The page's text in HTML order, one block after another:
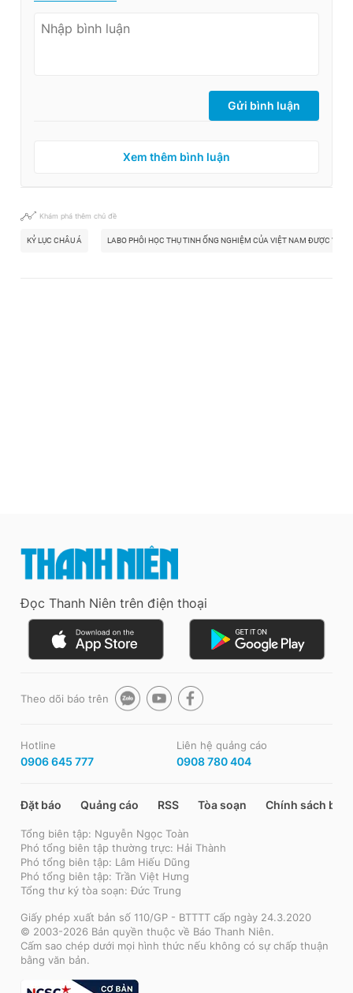
Gửi bình luận
Xem thêm bình luận
Khám phá thêm chủ đề
KỶ LỤC CHÂU Á LABO PHÔI HỌC THỤ TINH ỐNG NGHIỆM CỦA VIỆT NAM ĐƯỢC VINH
Đọc Thanh Niên trên điện thoại
Theo dõi báo trên
Hotline
0906 645 777
Liên hệ quảng cáo
0908 780 404
Đặt báo Quảng cáo RSS Tòa soạn Chính sách bảo
Tổng biên tập: Nguyễn Ngọc Toàn
Phó tổng biên tập thường trực: Hải Thành
Phó tổng biên tập: Lâm Hiếu Dũng
Phó tổng biên tập: Trần Việt Hưng
Tổng thư ký tòa soạn: Đức Trung
Giấy phép xuất bản số 110/GP - BTTTT cấp ngày 24.3.2020
© 2003-2026 Bản quyền thuộc về Báo Thanh Niên.
Cấm sao chép dưới mọi hình thức nếu không có sự chấp thuận
bằng văn bản.